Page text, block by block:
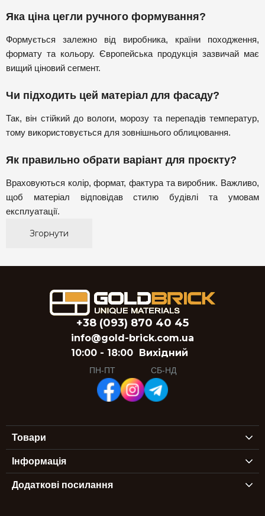
Яка ціна цегли ручного формування?
Формується залежно від виробника, країни походження,
формату та кольору. Європейська продукція зазвичай має
вищий ціновий сегмент.
Чи підходить цей матеріал для фасаду?
Так, він стійкий до вологи, морозу та перепадів температур,
тому використовується для зовнішнього облицювання.
Як правильно обрати варіант для проєкту?
Враховуються колір, формат, фактура та виробник. Важливо,
щоб матеріал відповідав стилю будівлі та умовам
експлуатації.
Згорнути
+38 (093) 870 40 45
info@gold-brick.com.ua
10:00 - 18:00
ПН-ПТ
Вихідний
СБ-НД
Товари
Інформація
Додаткові посилання